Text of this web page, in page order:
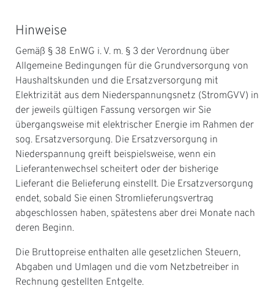
Hinweise
Gemäß § 38 EnWG i. V. m. § 3 der Verordnung über
Allgemeine Bedingungen für die Grundversorgung von
Haushaltskunden und die Ersatzversorgung mit
Elektrizität aus dem Niederspannungsnetz (StromGVV) in
der jeweils gültigen Fassung versorgen wir Sie
übergangsweise mit elektrischer Energie im Rahmen der
sog. Ersatzversorgung. Die Ersatzversorgung in
Niederspannung greift beispielsweise, wenn ein
Lieferantenwechsel scheitert oder der bisherige
Lieferant die Belieferung einstellt. Die Ersatzversorgung
endet, sobald Sie einen Stromlieferungsvertrag
abgeschlossen haben, spätestens aber drei Monate nach
deren Beginn.
Die Bruttopreise enthalten alle gesetzlichen Steuern,
Abgaben und Umlagen und die vom Netzbetreiber in
Rechnung gestellten Entgelte.